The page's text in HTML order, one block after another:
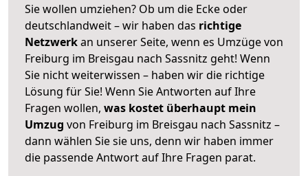
Sie wollen umziehen? Ob um die Ecke oder
deutschlandweit – wir haben das richtige
Netzwerkan unserer Seite, wenn es Umzüge von
Freiburg im Breisgau nach Sassnitz geht! Wenn
Sie nicht weiterwissen – haben wir die richtige
Lösung für Sie! Wenn Sie Antworten auf Ihre
Fragen wollen, was kostet überhaupt mein
Umzug von Freiburg im Breisgau nach Sassnitz –
dann wählen Sie sie uns, denn wir haben immer
die passende Antwort auf Ihre Fragen parat.